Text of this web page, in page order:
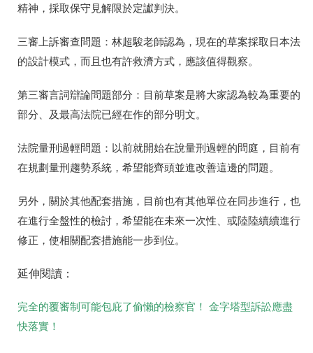
精神，採取保守見解限於定讞判決。
三審上訴審查問題：林超駿老師認為，現在的草案採取日本法
的設計模式，而且也有許救濟方式，應該值得觀察。
第三審言詞辯論問題部分：目前草案是將大家認為較為重要的
部分、及最高法院已經在作的部分明文。
法院量刑過輕問題：以前就開始在說量刑過輕的問庭，目前有
在規劃量刑趨勢系統，希望能齊頭並進改善這邊的問題。
另外，關於其他配套措施，目前也有其他單位在同步進行，也
在進行全盤性的檢討，希望能在未來一次性、或陸陸續續進行
修正，使相關配套措施能一步到位。
延伸閱讀：
完全的覆審制可能包庇了偷懶的檢察官！ 金字塔型訴訟應盡
快落實！